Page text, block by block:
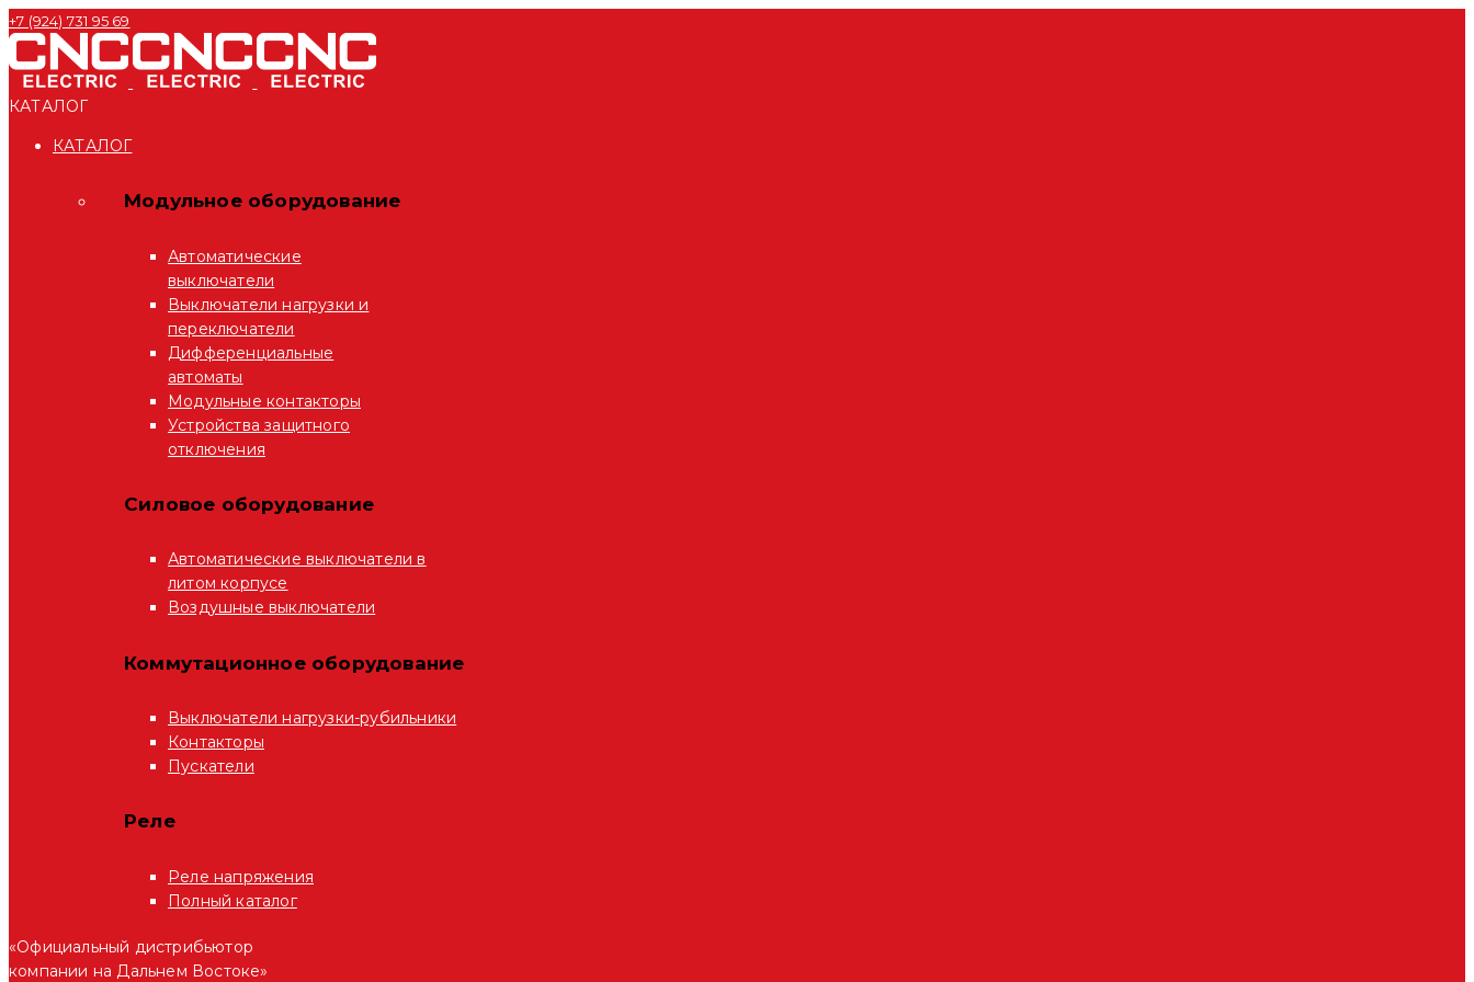
+7 (924) 731 95 69
КАТАЛОГ
КАТАЛОГ
Модульное оборудование
Автоматические
выключатели
Выключатели нагрузки и
переключатели
Дифференциальные
автоматы
Модульные контакторы
Устройства защитного
отключения
Силовое оборудование
Автоматические выключатели в
литом корпусе
Воздушные выключатели
Коммутационное оборудование
Выключатели нагрузки-рубильники
Контакторы
Пускатели
Реле
Реле напряжения
Полный каталог
«Официальный дистрибьютор
компании на Дальнем Востоке»